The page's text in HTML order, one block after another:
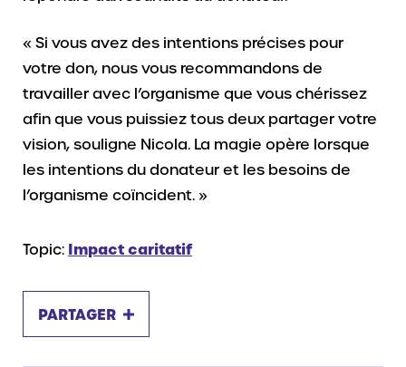
« Si vous avez des intentions précises pour
votre don, nous vous recommandons de
travailler avec l’organisme que vous chérissez
afin que vous puissiez tous deux partager votre
vision, souligne Nicola. La magie opère lorsque
les intentions du donateur et les besoins de
l’organisme coïncident. »
Topic: Impact caritatif
PARTAGER